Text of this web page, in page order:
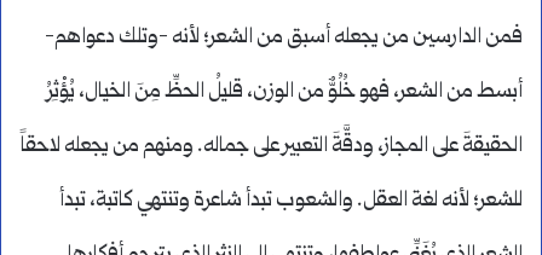
فمن الدارسين من يجعله أسبق من الشعر؛ لأنه -وتلك دعواهم-
أبسط من الشعر، فهو خُلُوٌّ من الوزن، قليلُ الحظِّ مِنَ الخيال، يُؤْثِرُ
الحقيقةَ على المجاز، ودقَّةَ التعبير على جماله. ومنهم من يجعله لاحقاً
للشعر؛ لأنه لغة العقل. والشعوب تبدأ شاعرة وتنتهي كاتبة، تبدأ